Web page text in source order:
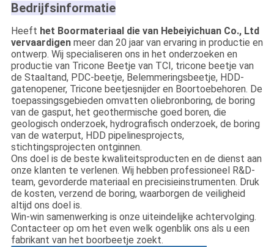
Bedrijfsinformatie
Heeft het Boormateriaal die van Hebeiyichuan Co., Ltd
vervaardigenmeer dan 20 jaar van ervaring in productie en
ontwerp. Wij specialiseren ons in het onderzoeken en
productie van Tricone Beetje van TCI, tricone beetje van
de Staaltand, PDC-beetje, Belemmeringsbeetje, HDD-
gatenopener, Tricone beetjesnijder en Boortoebehoren. De
toepassingsgebieden omvatten oliebronboring, de boring
van de gasput, het geothermische goed boren, die
geologisch onderzoek, hydrografisch onderzoek, de boring
van de waterput, HDD pipelinesprojects,
stichtingsprojecten ontginnen.
Ons doel is de beste kwaliteitsproducten en de dienst aan
onze klanten te verlenen. Wij hebben professioneel R&D-
team, gevorderde materiaal en precisieinstrumenten. Druk
de kosten, verzend de boring, waarborgen de veiligheid
altijd ons doel is.
Win-win samenwerking is onze uiteindelijke achtervolging.
Contacteer op om het even welk ogenblik ons als u een
fabrikant van het boorbeetje zoekt.